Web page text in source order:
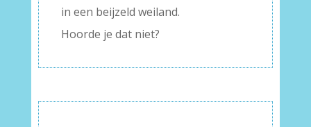
in een beijzeld weiland.
Hoorde je dat niet?